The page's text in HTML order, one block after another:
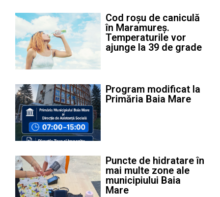
Cod roșu de caniculă
în Maramureș.
Temperaturile vor
ajunge la 39 de grade
Program modificat la
Primăria Baia Mare
Puncte de hidratare în
mai multe zone ale
municipiului Baia
Mare